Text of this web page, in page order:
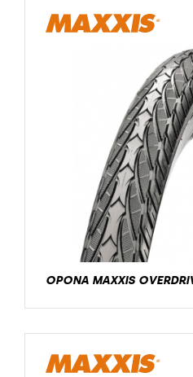
OPONA MAXXIS